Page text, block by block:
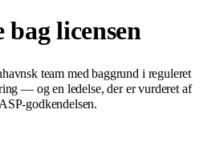
bag licensen
team med baggrund i reguleret
— og en ledelse, der er vurderet af
godkendelsen.